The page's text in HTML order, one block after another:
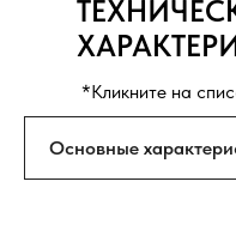
*Кликните на